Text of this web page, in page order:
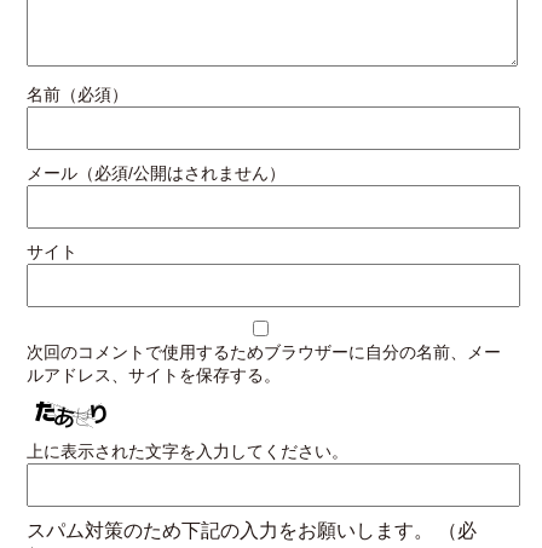
名前（必須）
メール（必須/公開はされません）
サイト
次回のコメントで使用するためブラウザーに自分の名前、メー
ルアドレス、サイトを保存する。
上に表示された文字を入力してください。
スパム対策のため下記の入力をお願いします。
（必